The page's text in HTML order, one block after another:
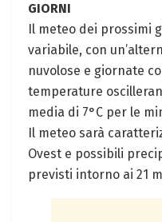
GIORNI
Il meteo dei prossimi
variabile, con
nuvolose e giornate
temperature
media di 7°C per le
Il meteo sarà
Ovest e possibili
previsti intorno ai 21